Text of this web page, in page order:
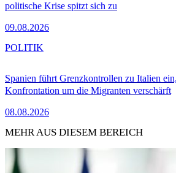
politische Krise spitzt sich zu
09.08.2026
Spanien führt Grenzkontrollen zu Italien
Konfrontation um die Migranten verschärft
08.08.2026
POLITIK
MEHR AUS DIESEM BEREICH